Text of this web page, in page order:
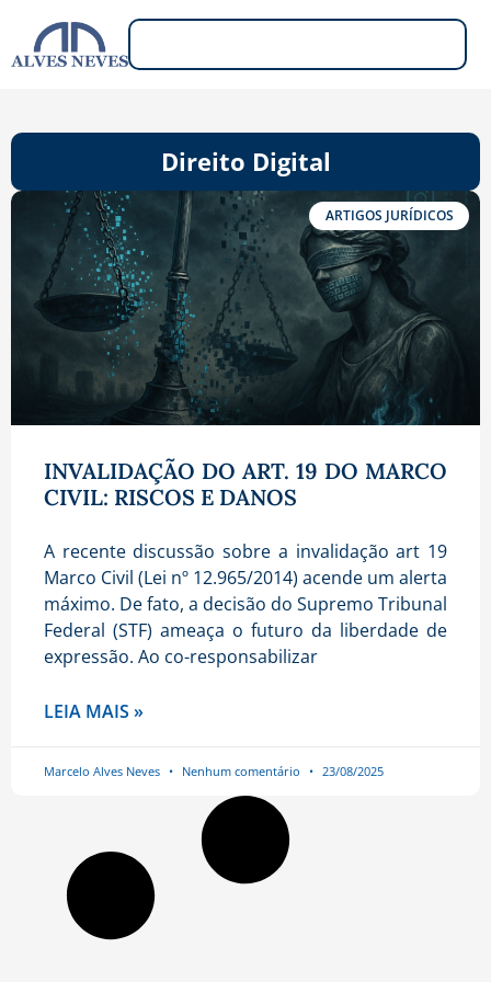
Direito Digital
ARTIGOS JURÍDICOS
INVALIDAÇÃO DO ART. 19 DO MARCO
CIVIL: RISCOS E DANOS
A recente discussão sobre a invalidação art 19
Marco Civil (Lei nº 12.965/2014) acende um alerta
máximo. De fato, a decisão do Supremo Tribunal
Federal (STF) ameaça o futuro da liberdade de
expressão. Ao co-responsabilizar
LEIA MAIS »
Marcelo Alves Neves Nenhum comentário 23/08/2025